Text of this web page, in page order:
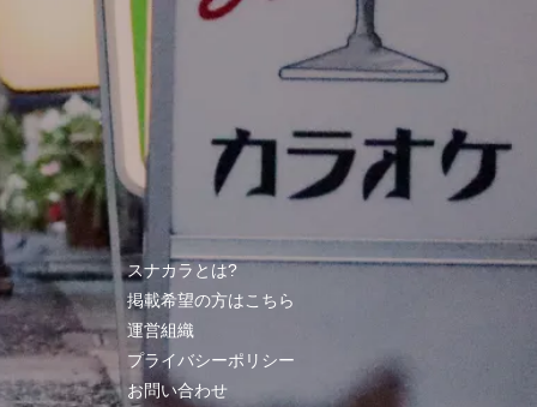
スナカラとは?
掲載希望の方はこちら
運営組織
プライバシーポリシー
お問い合わせ